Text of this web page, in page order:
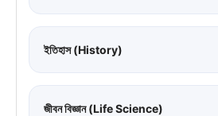
ইতিহাস (History)
জীবন বিজ্ঞান (Life Science)